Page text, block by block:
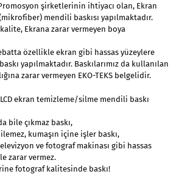
şirketlerinin ihtiyacı olan, Ekran
mendili baskısı yapılmaktadır.
kalite, Ekrana zarar vermeyen boya
özellikle ekran gibi hassas yüzeylere
yapılmaktadır. Baskılarımız da kullanılan
zarar vermeyen EKO-TEKS belgelidir.
ekran temizleme/silme mendili baskı
bile çıkmaz baskı,
kumaşın içine işler baskı,
ve fotograf makinası gibi hassas
zarar vermez.
fotograf kalitesinde baskı!